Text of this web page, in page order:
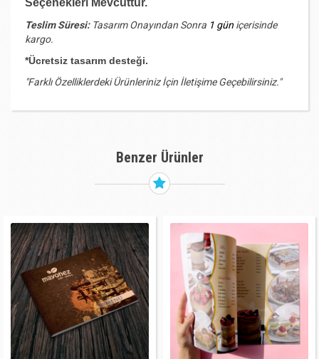
Seçenekleri Mevcuttur.
Teslim Süresi:Tasarım Onayından Sonra 1 gün içerisinde
kargo.
*Ücretsiz tasarım desteği.
"Farklı Özelliklerdeki Ürünleriniz İçin İletişime Geçebilirsiniz."
Benzer Ürünler